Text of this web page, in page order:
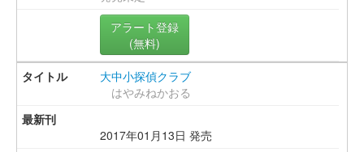
アラート登録
(無料)
大中小探偵クラブ
はやみねかおる
2017年01月13日 発売